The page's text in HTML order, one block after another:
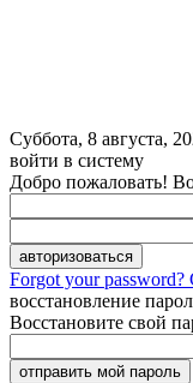
Суббота, 8 августа,
войти в систему
Добро пожаловать!
Forgot your password?
восстановление
Восстановите свой